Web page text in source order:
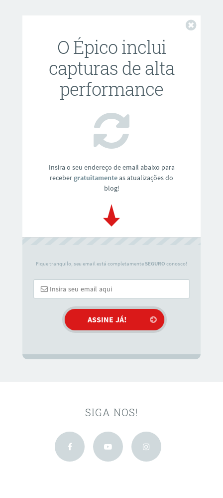
O Épico inclui
capturas de alta
performance
Insira o seu endereço de email abaixo para
recebergratuitamenteas atualizações do
blog!
Fique tranquilo, seu email está completamente SEGURO conosco!
SIGA NOS!